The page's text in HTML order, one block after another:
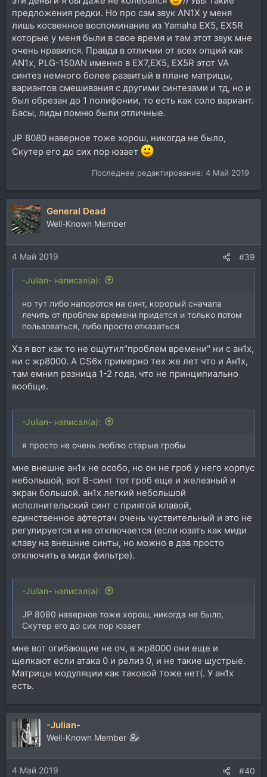
предложения редки. Но про сам звук AN1X у меня
лишь косвенное воспоминание из Yamaha EX5, EX5R
которые у меня были в свое время и там этот звук мне
очень нравился. Правда в отличии от всех опций как
AN1x, PLG-150AN именно в EX7,EX5, EX5R этот VA
синтез немного более развитый в плане матрицы,
вариантов смешивания с другими синтезами и тд, но и
был обрезан до 1 полифонии, то есть как соло вариант.
Басы, лиды помню были отличные.
JP 8080 наверное тоже хорош, никогда не было,
Скутер его до сих пор юзает
Последнее редактирование: 4 Май 2019
General Dead
Well-Known Member
4 Май 2019 #39
-Julian- написал(а):
но тут либо напоротся на синт, корорый сначала
лечить от проблем времени придется и только потом
пользоваться, либо просто отказаться
Хз я вот как то не ощутил"проблем времени" ни с ан1х,
ни с жр8000. А CS6x примерно тех же лет что и Ан1х,
там емнип разница 1-2 года, что не принципиально
вообще.
-Julian- написал(а):
я просто не очень люблю старые гробы
мне внешне ан1х не особо, но он не гроб у него корпус
небольшой, вот В-синт тот гроб еще и железный и
экран большой. ан1х легкий небольшой
исполнительский синт с приятой клавой,
единственное афтертач очень чуствительный и это не
регулируется и не отключается (если юзать как миди
клаву на внешние синты, но можно в дав просто
отключить в миди фильтре).
-Julian- написал(а):
JP 8080 наверное тоже хорош, никогда не было,
Скутер его до сих пор юзает
мне вот огибающие не оч, в жр8000 они еще и
щелкают если атака 0 и релиз 0, и не такие шустрые.
Матрицы модуляции как таковой тоже нет(. У ан1х
есть.
-Julian-
Well-Known Member
4 Май 2019 #40